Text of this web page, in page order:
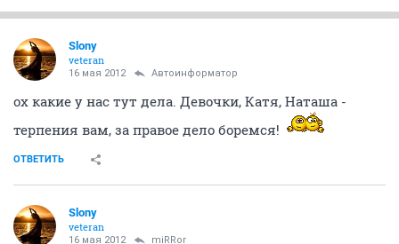
Slony
veteran
16 мая 2012 Автоинформатор
ох какие у нас тут дела. Девочки, Катя, Наташа -
терпения вам, за правое дело боремся!
ОТВЕТИТЬ
Slony
veteran
16 мая 2012 miRRor